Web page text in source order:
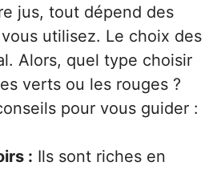
jus, tout dépend des
utilisez. Le choix des
Alors, quel type choisir
verts ou les rouges ?
pour vous guider :
: Ils sont riches en